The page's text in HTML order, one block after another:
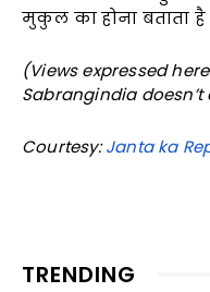
मुकुल का होना बताता
(Views expressed
Sabrangindia
Courtesy:Janta ka
TRENDING